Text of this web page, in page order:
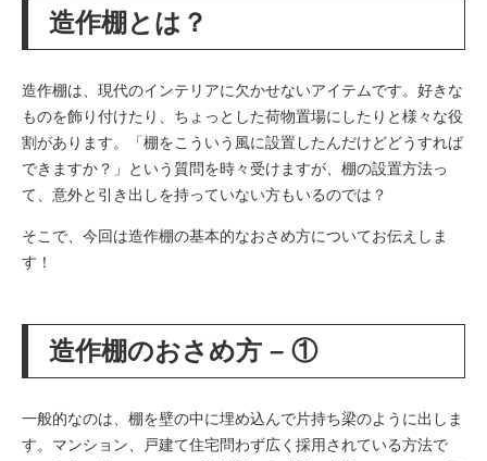
造作棚とは？
造作棚は、現代のインテリアに欠かせないアイテムです。好きな
ものを飾り付けたり、ちょっとした荷物置場にしたりと様々な役
割があります。
「棚をこういう風に設置したんだけどどうすれば
できますか？」という質問を時々受けますが、棚の設置方法っ
て、意外と引き出しを持っていない方もいるのでは？
そこで、今回は造作棚の基本的なおさめ方についてお伝えしま
す！
造作棚のおさめ方 – ①
一般的なのは、棚を壁の中に埋め込んで片持ち梁のように出しま
す。マンション、戸建て住宅問わず広く採用されている方法で